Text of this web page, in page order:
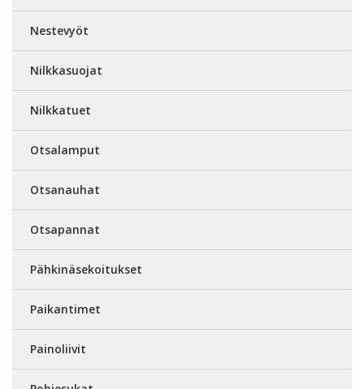
Nestevyöt
Nilkkasuojat
Nilkkatuet
Otsalamput
Otsanauhat
Otsapannat
Pähkinäsekoitukset
Paikantimet
Painoliivit